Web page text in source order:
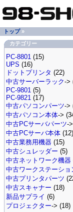
トップ»
カテゴリー
PC-8801 (15)
UPS (16)
ドットプリンタ (22)
中古サーバーラック->
PC-9801 (5)
PC-9821 (17)
中古パソコンパーツ->
中古パソコン本体->
中古PCサーバパーツ-
中古PCサーバ本体 (12)
中古業務用機器 (15)
中古シュレッダー (5)
中古ネットワーク機器
中古ワークステーショ
中古プリンタパーツ
中古スキャナー (18)
新品サプライ (6)
プロジェクター-> (18)